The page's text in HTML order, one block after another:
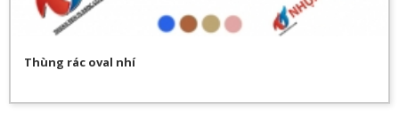
Thùng rác oval nhí